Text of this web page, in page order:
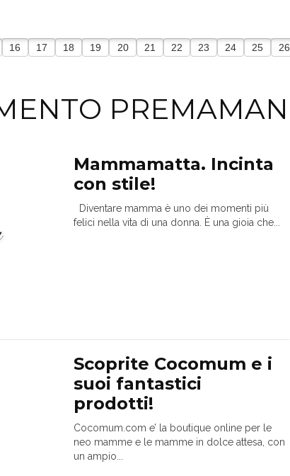
16 17 18 19 20 21 22 23 24 25 26
PREMAMAN
Mammamatta. Incinta
con stile!
Diventare mamma è uno dei momenti più
felici nella vita di una donna. È una gioia che...
Scoprite Cocomum e i
suoi fantastici
prodotti!
Cocomum.com e’ la boutique online per le
neo mamme e le mamme in dolce attesa, con
un ampio...